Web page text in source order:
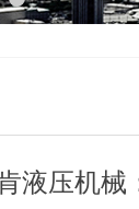
液压机械